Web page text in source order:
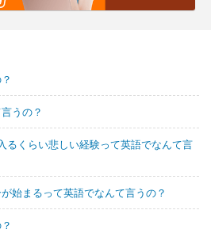
うの？
るくらい悲しい経験って英語でなんて言
始まるって英語でなんて言うの？